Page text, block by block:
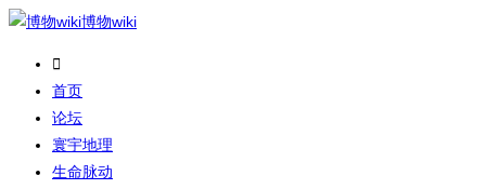
博物wiki

首页
论坛
寰宇地理
生命脉动